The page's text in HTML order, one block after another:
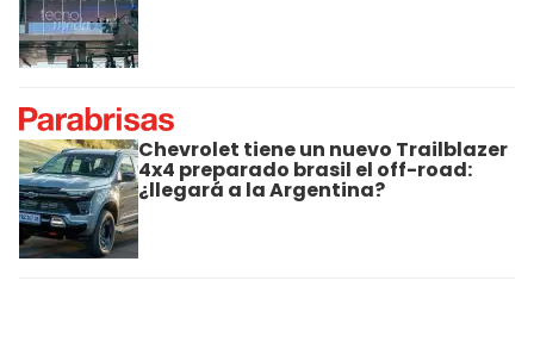
Chevrolet tiene un nuevo Trailblazer
4x4 preparado brasil el off-road:
¿llegará a la Argentina?